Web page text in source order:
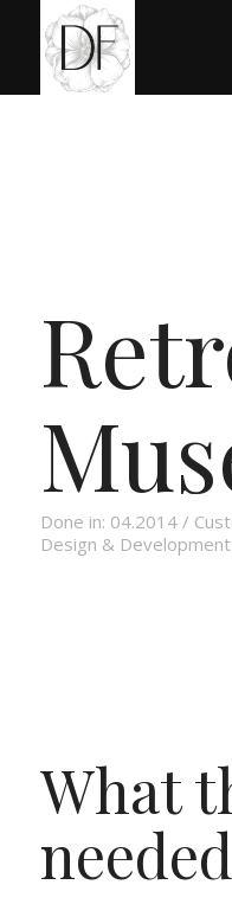
Done in: 04.2014 /
Design & Development
What
needed